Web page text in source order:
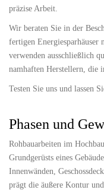
präzise Arbeit.
Wir beraten Sie in der
fertigen Energiesparhäuser
verwenden ausschließlich
namhaften Herstellern, die
Testen Sie uns und lassen
Phasen und
Rohbauarbeiten im
Grundgerüsts eines
Innenwänden,
prägt die äußere Kontur